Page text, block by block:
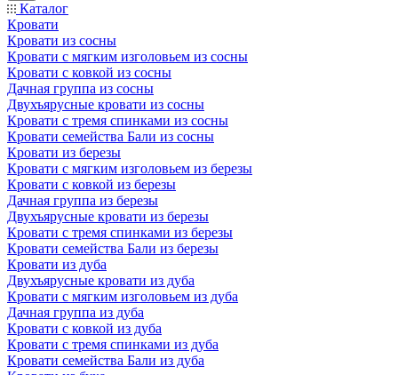
Каталог
Кровати
Кровати из сосны
Кровати с мягким изголовьем из сосны
Кровати с ковкой из сосны
Дачная группа из сосны
Двухъярусные кровати из сосны
Кровати с тремя спинками из сосны
Кровати семейства Бали из сосны
Кровати из березы
Кровати с мягким изголовьем из березы
Кровати с ковкой из березы
Дачная группа из березы
Двухъярусные кровати из березы
Кровати с тремя спинками из березы
Кровати семейства Бали из березы
Кровати из дуба
Двухъярусные кровати из дуба
Кровати с мягким изголовьем из дуба
Дачная группа из дуба
Кровати с ковкой из дуба
Кровати с тремя спинками из дуба
Кровати семейства Бали из дуба